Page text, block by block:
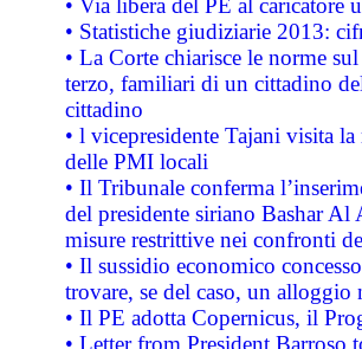
• Via libera del PE al caricatore
• Statistiche giudiziarie 2013:
• La Corte chiarisce le norme
terzo, familiari di un cittadino
cittadino
• l vicepresidente Tajani visita
delle PMI locali
• Il Tribunale conferma
del presidente siriano Bashar Al
misure restrittive nei confronti
• Il sussidio economico
trovare, se del caso, un
• Il PE adotta Copernicus, il
• Letter from President Barroso